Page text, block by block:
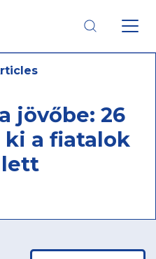
jövőbe: 26
a fiatalok